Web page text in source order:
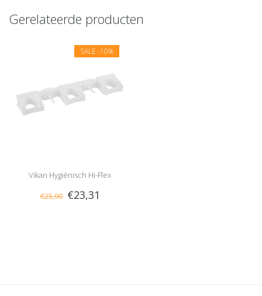
Gerelateerde producten
SALE -10%
Vikan Hygiënisch Hi-Flex
Ophangsysteem Wit
€25,90 €23,31